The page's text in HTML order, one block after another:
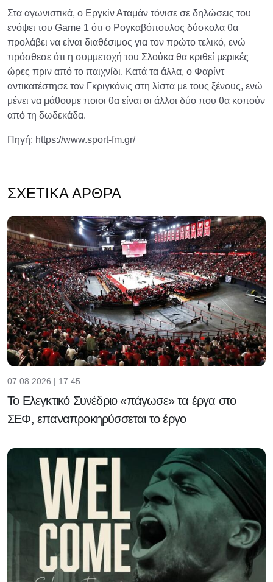
Στα αγωνιστικά, ο Εργκίν Αταμάν τόνισε σε δηλώσεις του
ενόψει του Game 1 ότι ο Ρογκαβόπουλος δύσκολα θα
προλάβει να είναι διαθέσιμος για τον πρώτο τελικό, ενώ
πρόσθεσε ότι η συμμετοχή του Σλούκα θα κριθεί μερικές
ώρες πριν από το παιχνίδι. Κατά τα άλλα, ο Φαρίντ
αντικατέστησε τον Γκριγκόνις στη λίστα με τους ξένους, ενώ
μένει να μάθουμε ποιοι θα είναι οι άλλοι δύο που θα κοπούν
από τη δωδεκάδα.
Πηγή: https://www.sport-fm.gr/
ΣΧΕΤΙΚΆ ΆΡΘΡΑ
07.08.2026 | 17:45
Το Ελεγκτικό Συνέδριο «πάγωσε» τα έργα στο
ΣΕΦ, επαναπροκηρύσσεται το έργο